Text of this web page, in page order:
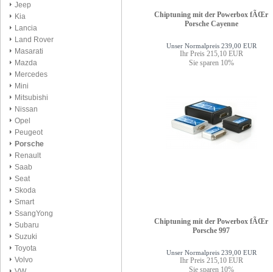
Chiptuning mit der Powerbox fÃŒr
Porsche Cayenne
Unser Normalpreis 239,00 EUR
Ihr Preis 215,10 EUR
Sie sparen 10%
Chiptuning mit der Powerbox fÃŒr
Porsche 997
Unser Normalpreis 239,00 EUR
Ihr Preis 215,10 EUR
Sie sparen 10%
Jeep
Kia
Lancia
Land Rover
Masarati
Mazda
Mercedes
Mini
Mitsubishi
Nissan
Opel
Peugeot
Porsche
Renault
Saab
Seat
Skoda
Smart
SsangYong
Subaru
Suzuki
Toyota
Volvo